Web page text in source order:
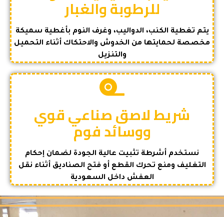
للرطوبة والغبار
يتم تغطية الكنب، الدواليب، وغرف النوم بأغطية سميكة
مخصصة لحمايتها من الخدوش والاحتكاك أثناء التحميل
والتنزيل
شريط لاصق صناعي قوي
ووسائد فوم
نستخدم أشرطة تثبيت عالية الجودة لضمان إحكام
التغليف ومنع تحرك القطع أو فتح الصناديق أثناء نقل
العفش داخل السعودية